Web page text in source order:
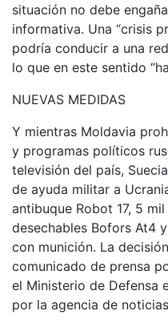
situación no debe
informativa. Una “crisis
podría conducir a una
lo que en este sentido
NUEVAS MEDIDAS
Y mientras Moldavia
y programas políticos
televisión del país,
de ayuda militar a
antibuque Robot 17, 5
desechables Bofors At4
con munición. La
comunicado de prensa
el Ministerio de Defensa
por la agencia de